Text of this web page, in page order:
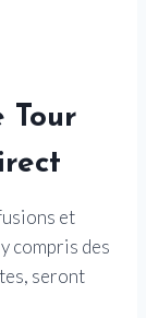
Tour
et
compris des
seront